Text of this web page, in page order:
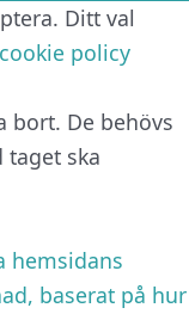
Ditt val
policy
bort. De behövs
ska
hemsidans
baserat på hur